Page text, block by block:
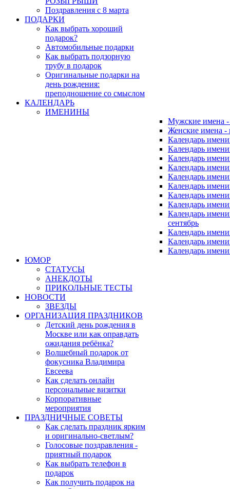
Поздравления с 8 марта
ПОДАРКИ
Как выбрать хороший
подарок?
Автомобильные подарки
Как выбрать подзорную
трубу в подарок
Оригинальные подарки на
день рождения:
преподношение со смыслом
КАЛЕНДАРЬ
ИМЕНИНЫ
Мужские имена
Женские имена
Календарь
Календарь
Календарь
Календарь
Календарь
Календарь
Календарь
Календарь
Календарь
сентябрь
Календарь
Календарь
Календарь
ЮМОР
СТАТУСЫ
АНЕКДОТЫ
ПРИКОЛЬНЫЕ ТЕСТЫ
НОВОСТИ
ЗВЕЗДЫ
ОРГАНИЗАЦИЯ ПРАЗДНИКОВ
Детский день рождения в
Москве или как оправдать
ожидания ребёнка?
Волшебный подарок от
фокусника Владимира
Евсеева
Как сделать онлайн
персональные визитки
Корпоративные
мероприятия
ПРАЗДНИЧНЫЕ СОВЕТЫ
Как сделать праздник ярким
и оригинально-светлым?
Голосовые поздравления -
приятный подарок
Как выбрать телефон в
подарок
Как получить подарок на